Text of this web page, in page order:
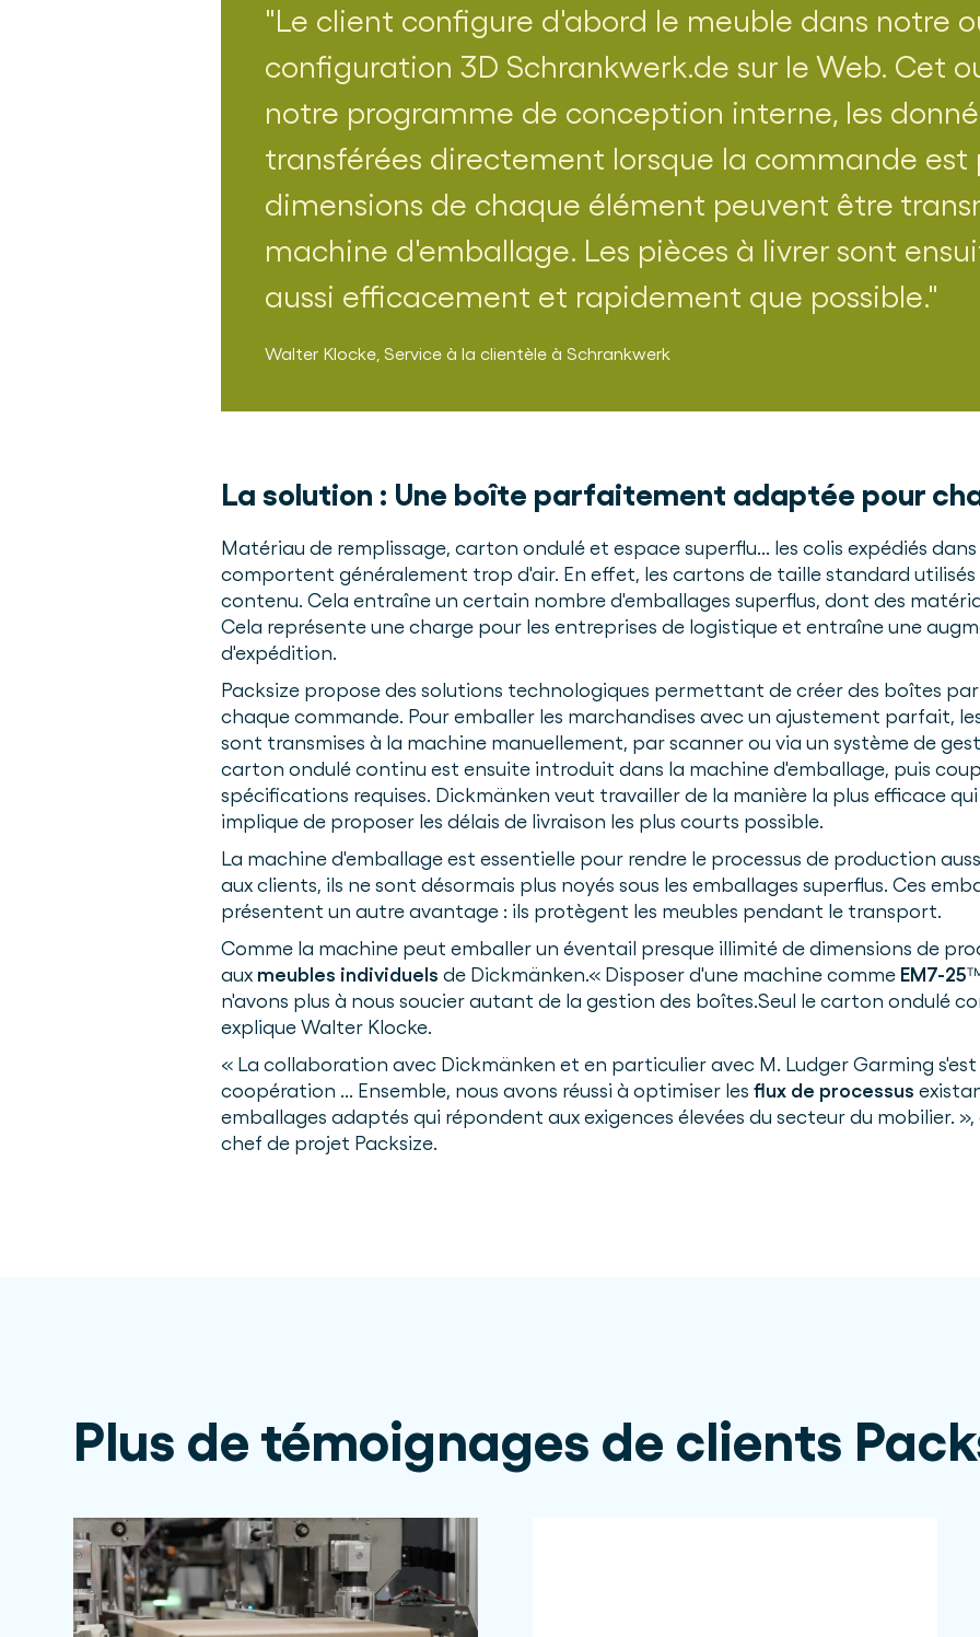
Le client configure d'abord le meuble dans notre
configuration 3D Schrankwerk.de sur le Web. Cet
notre programme de conception interne, les
transférées directement lorsque la commande est
dimensions de chaque élément peuvent être
machine d'emballage. Les pièces à livrer sont
aussi efficacement et rapidement que possible.
Walter Klocke Service à la clientèle à Schrankwerk
La solution : Une boîte parfaitement adaptée pour
Matériau de remplissage, carton ondulé et espace superflu... les colis expédiés
comportent généralement trop d'air. En effet, les cartons de taille standard
contenu. Cela entraîne un certain nombre d'emballages superflus, dont des
Cela représente une charge pour les entreprises de logistique et entraîne une
d'expédition.
Packsize propose des solutions technologiques permettant de créer des boîtes
chaque commande. Pour emballer les marchandises avec un ajustement parfait,
sont transmises à la machine manuellement, par scanner ou via un système de
carton ondulé continu est ensuite introduit dans la machine d'emballage, puis
spécifications requises. Dickmänken veut travailler de la manière la plus efficace
implique de proposer les délais de livraison les plus courts possible.
La machine d'emballage est essentielle pour rendre le processus de production
aux clients, ils ne sont désormais plus noyés sous les emballages superflus. Ces
présentent un autre avantage : ils protègent les meubles pendant le transport.
Comme la machine peut emballer un éventail presque illimité de dimensions de
aux meubles individuels de Dickmänken.« Disposer d'une machine comme EM7-25
n'avons plus à nous soucier autant de la gestion des boîtes.Seul le carton ondulé
explique Walter Klocke.
« La collaboration avec Dickmänken et en particulier avec M. Ludger Garming
coopération ... Ensemble, nous avons réussi à optimiser les flux de processus
emballages adaptés qui répondent aux exigences élevées du secteur du mobilier.
chef de projet Packsize.
Plus de témoignages de clients